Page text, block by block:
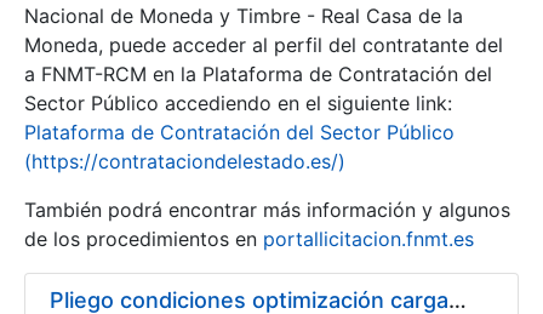
Nacional de Moneda y Timbre - Real Casa de la
Moneda, puede acceder al perfil del contratante del
a FNMT-RCM en la Plataforma de Contratación del
Sector Público accediendo en el siguiente link:
Plataforma de Contratación del Sector Público
(https://contrataciondelestado.es/)
También podrá encontrar más información y algunos
de los procedimientos en portallicitacion.fnmt.es
Pliego condiciones optimización cargas compras firmado